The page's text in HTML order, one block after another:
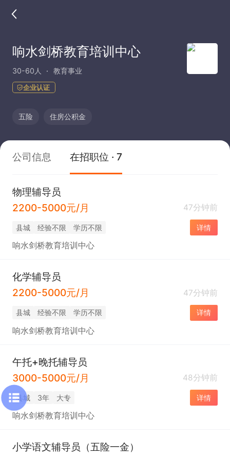
响水剑桥教育培训中心
30-60人 教育事业
企业认证
五险 住房公积金
公司信息 在招职位 · 7
物理辅导员
2200-5000元/月
47分钟前
县城 经验不限 学历不限 详情
响水剑桥教育培训中心
化学辅导员
2200-5000元/月
47分钟前
县城 经验不限 学历不限 详情
响水剑桥教育培训中心
午托+晚托辅导员
3000-5000元/月
48分钟前
县城 3年 大专 详情
响水剑桥教育培训中心
小学语文辅导员（五险一金）